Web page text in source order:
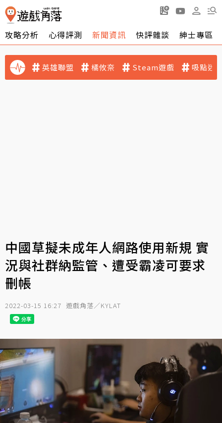
攻略分析 心得評測 新聞資訊 快評雜談 紳士專區
英雄聯盟 橘攸奈 Steam遊戲 吸點迷
中國草擬未成年人網路使用新規 實
況與社群納監管、遭受霸凌可要求
刪帳
2022-03-15 16:27 遊戲角落／KYLAT